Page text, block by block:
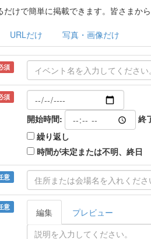
けで簡単に掲載できます。皆さまか
URLだけ 写真・画像だけ
須
須
開始時間:
終
繰り返し
時間が未定または不明、終日
意
意 編集 プレビュー